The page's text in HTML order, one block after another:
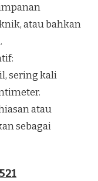
atau bahkan
sering kali
atau
sebagai